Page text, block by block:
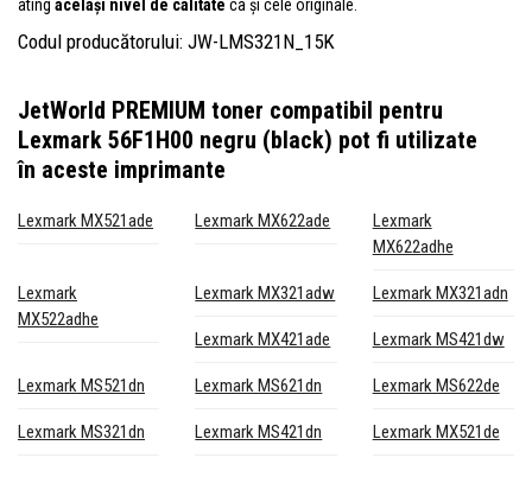
ating același nivel de calitate ca și cele originale.
Codul producătorului: JW-LMS321N_15K
JetWorld PREMIUM toner compatibil pentru
Lexmark 56F1H00 negru (black) pot fi utilizate
în aceste imprimante
Lexmark MX521ade Lexmark MX622ade
Lexmark
MX622adhe
Lexmark
MX522adhe
Lexmark MX321adw Lexmark MX321adn
Lexmark MX421ade Lexmark MS421dw
Lexmark MS521dn Lexmark MS621dn Lexmark MS622de
Lexmark MS321dn Lexmark MS421dn Lexmark MX521de